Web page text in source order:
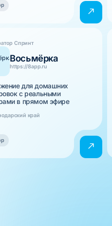
Спринт
Восьмёрка
https://8app.ru
для домашних
с реальными
в прямом эфире
край